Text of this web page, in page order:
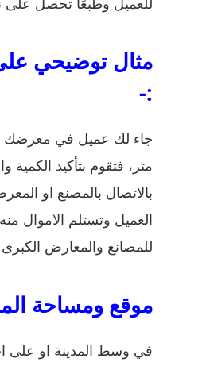
مثال توضيحي
:-
متر، فتقوم بتأكيد
بالاتصال بالمصنع او
العميل وتستلم الاموال
للمصانع والمعارض
موقع ومساحة
في وسط المدينة او على